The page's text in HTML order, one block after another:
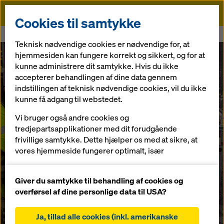
Doka
Betonbyggeri med lavt kulstofindhold
Beton med lavt
kulstofindhold i
Cookies til samtykke
Teknisk nødvendige cookies er nødvendige for, at
hjemmesiden kan fungere korrekt og sikkert, og for at
kunne administrere dit samtykke. Hvis du ikke
accepterer behandlingen af dine data gennem
indstillingen af teknisk nødvendige cookies, vil du ikke
kunne få adgang til webstedet.
Vi bruger også andre cookies og
tredjepartsapplikationer med dit forudgående
frivillige samtykke. Dette hjælper os med at sikre, at
vores hjemmeside fungerer optimalt, især
hjemmeside (funktionelle og statistiske cookies),
at lette en problemfri købsproces, når du bruger
cookies),
Giver du samtykke til behandling af cookies og
overførsel af dine personlige data til USA?
Ja, tillad alle cookies (inkl. amerikanske